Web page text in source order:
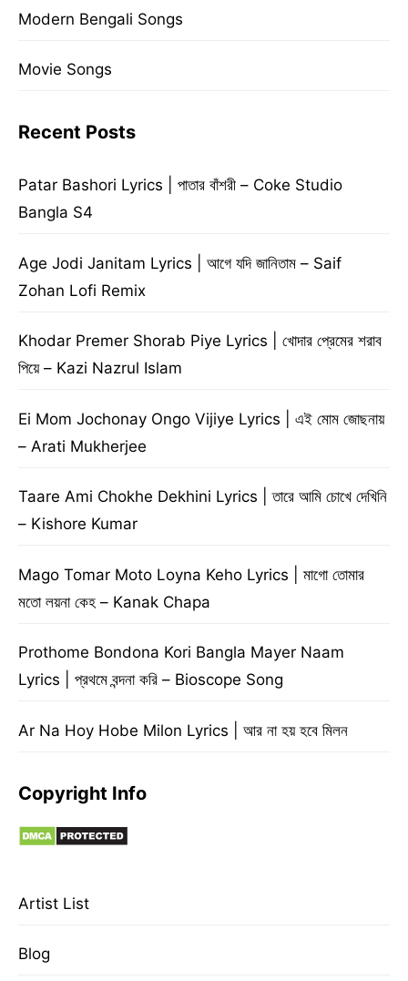
Modern Bengali Songs
Movie Songs
Recent Posts
Patar Bashori Lyrics | পাতার বাঁশরী – Coke Studio
Bangla S4
Age Jodi Janitam Lyrics | আগে যদি জানিতাম – Saif
Zohan Lofi Remix
Khodar Premer Shorab Piye Lyrics | খোদার প্রেমের শরাব
পিয়ে – Kazi Nazrul Islam
Ei Mom Jochonay Ongo Vijiye Lyrics | এই মোম জোছনায়
– Arati Mukherjee
Taare Ami Chokhe Dekhini Lyrics | তারে আমি চোখে দেখিনি
– Kishore Kumar
Mago Tomar Moto Loyna Keho Lyrics | মাগো তোমার
মতো লয়না কেহ – Kanak Chapa
Prothome Bondona Kori Bangla Mayer Naam
Lyrics | প্রথমে বন্দনা করি – Bioscope Song
Ar Na Hoy Hobe Milon Lyrics | আর না হয় হবে মিলন
Copyright Info
Artist List
Blog